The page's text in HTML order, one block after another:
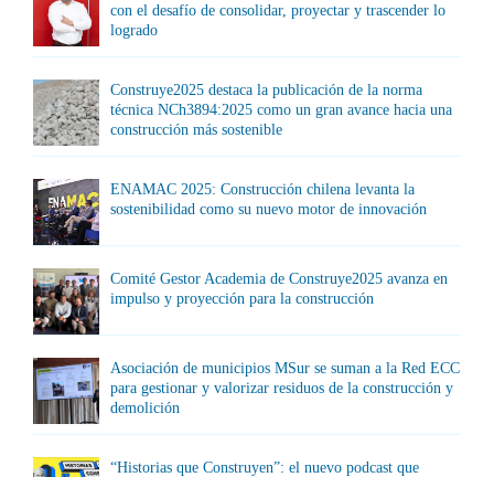
con el desafío de consolidar, proyectar y trascender lo
logrado
Construye2025 destaca la publicación de la norma
técnica NCh3894:2025 como un gran avance hacia una
construcción más sostenible
ENAMAC 2025: Construcción chilena levanta la
sostenibilidad como su nuevo motor de innovación
Comité Gestor Academia de Construye2025 avanza en
impulso y proyección para la construcción
Asociación de municipios MSur se suman a la Red ECC
para gestionar y valorizar residuos de la construcción y
demolición
“Historias que Construyen”: el nuevo podcast que